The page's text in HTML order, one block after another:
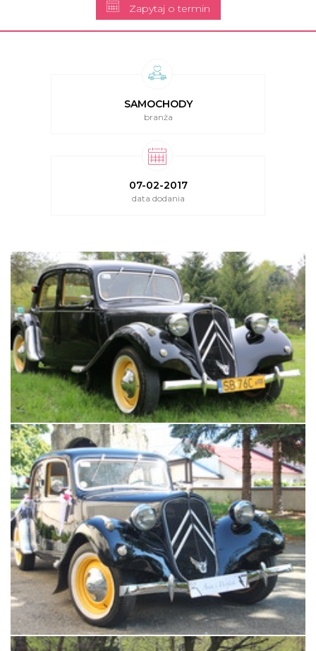
Zapytaj o termin
SAMOCHODY
branża
07-02-2017
data dodania